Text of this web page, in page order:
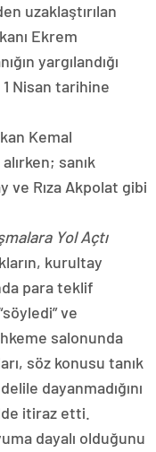
uzaklaştırılan
Ekrem
yargılandığı
Nisan tarihine
Kemal
sanık
ve Rıza Akpolat gibi
Yol Açtı
kurultay
para teklif
ve
salonunda
söz konusu tanık
dayanmadığını
itiraz etti.
dayalı olduğunu